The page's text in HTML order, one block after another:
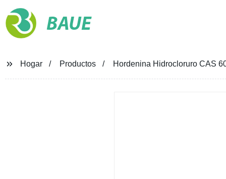
BAUE
Hogar Productos Hordenina Hidrocloruro CAS